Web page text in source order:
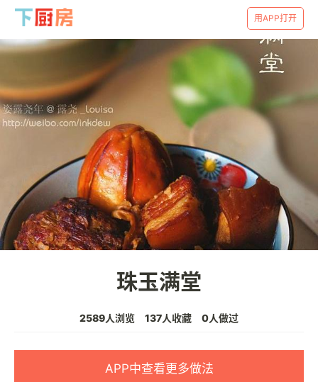
用APP打开
珠玉满堂
2589人浏览 137人收藏 0人做过
APP中查看更多做法